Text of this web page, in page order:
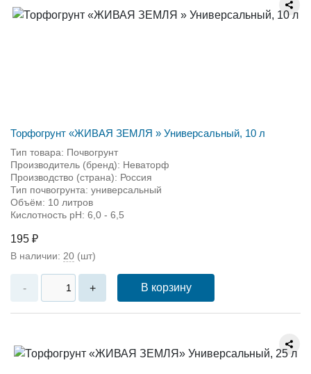
Торфогрунт «ЖИВАЯ ЗЕМЛЯ » Универсальный, 10 л
Тип товара: Почвогрунт
Производитель (бренд): Неваторф
Производство (страна): Россия
Тип почвогрунта: универсальный
Объём: 10 литров
Кислотность pH: 6,0 - 6,5
195 ₽
В наличии: 20 (шт)
- + В корзину